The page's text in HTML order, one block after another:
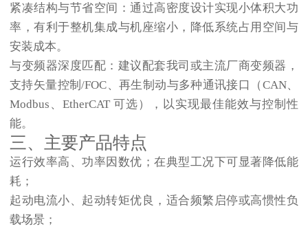
紧凑结构与节省空间 ：通过高密度设计实现小体积大功
率，有利于整机集成与机座缩小，降低系统占用空间与
安装成本。
与变频器深度匹配 ：建议配套我司或主流厂商变频器，
支持矢量控制/FOC、再生制动与多种通讯接口（CAN、
Modbus、EtherCAT 可选），以实现最佳能效与控制性
能。
三、主要产品特点
运行效率高、功率因数优；在典型工况下可显著降低能
耗；
起动电流小、起动转矩优良，适合频繁启停或高惯性负
载场景；